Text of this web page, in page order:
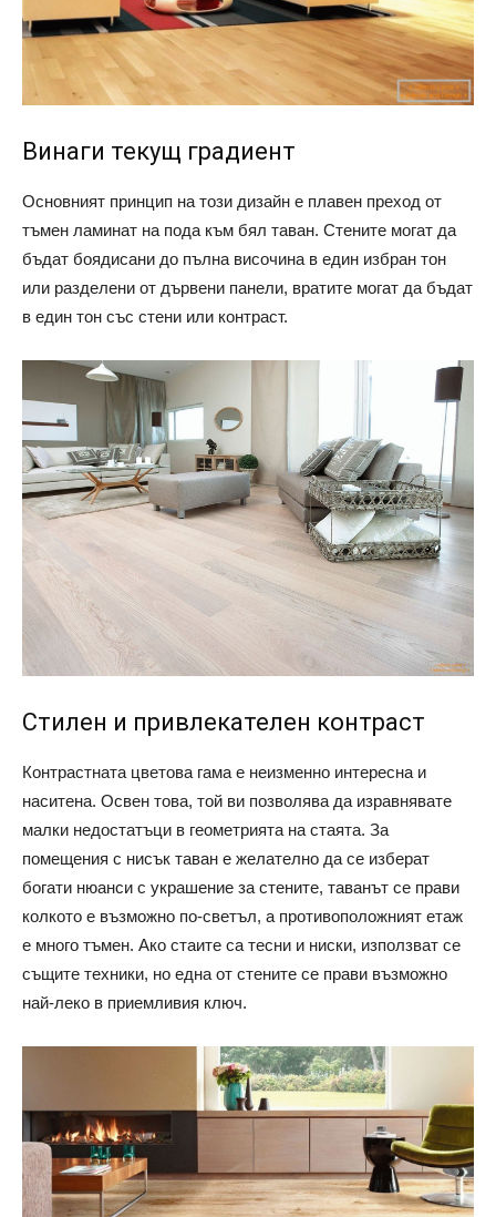
Винаги текущ градиент
Основният принцип на този дизайн е плавен преход от
тъмен ламинат на пода към бял таван. Стените могат да
бъдат боядисани до пълна височина в един избран тон
или разделени от дървени панели, вратите могат да бъдат
в един тон със стени или контраст.
Стилен и привлекателен контраст
Контрастната цветова гама е неизменно интересна и
наситена. Освен това, той ви позволява да изравнявате
малки недостатъци в геометрията на стаята. За
помещения с нисък таван е желателно да се изберат
богати нюанси с украшение за стените, таванът се прави
колкото е възможно по-светъл, а противоположният етаж
е много тъмен. Ако стаите са тесни и ниски, използват се
същите техники, но една от стените се прави възможно
най-леко в приемливия ключ.